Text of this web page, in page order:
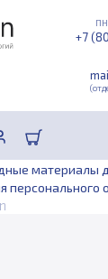
+7
материалы
персонального